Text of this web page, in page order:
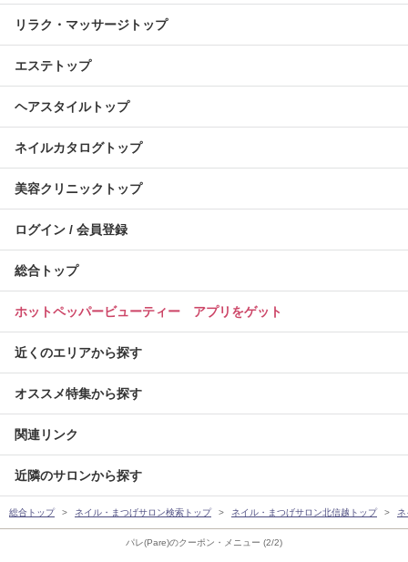
パレ(Pare)のクーポン・メニュー (2/2)
リラク・マッサージトップ
エステトップ
ヘアスタイルトップ
ネイルカタログトップ
美容クリニックトップ
ログイン / 会員登録
総合トップ
ホットペッパービューティー アプリをゲット
近くのエリアから探す
オススメ特集から探す
関連リンク
近隣のサロンから探す
総合トップ ネイル・まつげサロン検索トップ ネイル・まつげサロン北信越トップ